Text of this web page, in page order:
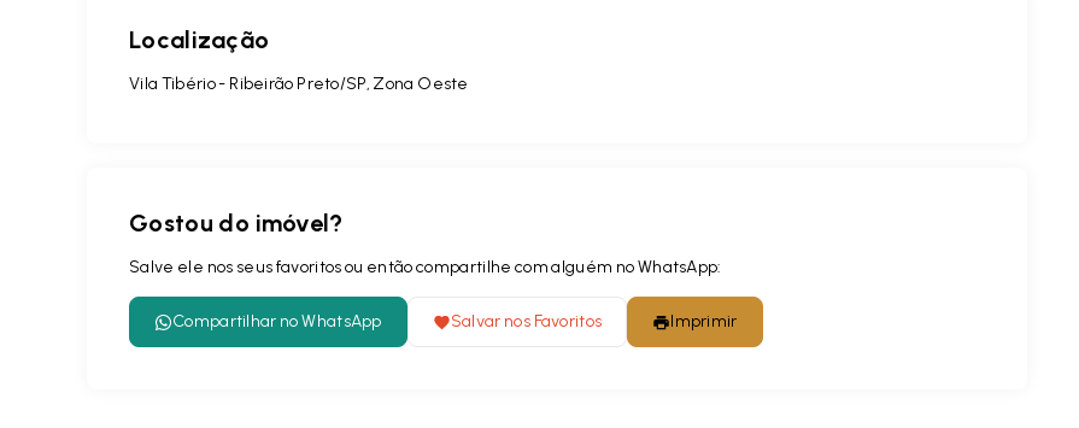
Localização
Vila Tibério - Ribeirão Preto/SP, Zona Oeste
Gostou do imóvel?
Salve ele nos seus favoritos ou então compartilhe com alguém no WhatsApp:
Compartilhar no WhatsApp Salvar nos Favoritos Imprimir